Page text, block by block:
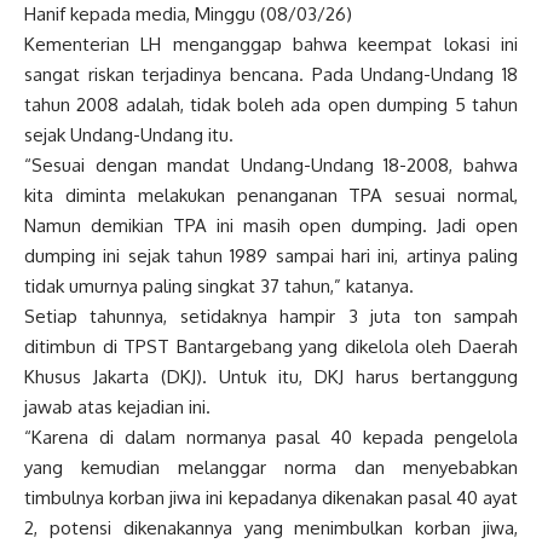
Hanif kepada media, Minggu (08/03/26)
Kementerian LH menganggap bahwa keempat lokasi ini
sangat riskan terjadinya bencana. Pada Undang-Undang 18
tahun 2008 adalah, tidak boleh ada open dumping 5 tahun
sejak Undang-Undang itu.
“Sesuai dengan mandat Undang-Undang 18-2008, bahwa
kita diminta melakukan penanganan TPA sesuai normal,
Namun demikian TPA ini masih open dumping. Jadi open
dumping ini sejak tahun 1989 sampai hari ini, artinya paling
tidak umurnya paling singkat 37 tahun,” katanya.
Setiap tahunnya, setidaknya hampir 3 juta ton sampah
ditimbun di TPST Bantargebang yang dikelola oleh Daerah
Khusus Jakarta (DKJ). Untuk itu, DKJ harus bertanggung
jawab atas kejadian ini.
“Karena di dalam normanya pasal 40 kepada pengelola
yang kemudian melanggar norma dan menyebabkan
timbulnya korban jiwa ini kepadanya dikenakan pasal 40 ayat
2, potensi dikenakannya yang menimbulkan korban jiwa,